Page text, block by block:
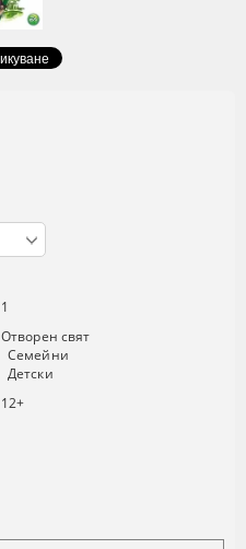
1
Отворен свят
Семейни
Детски
12+